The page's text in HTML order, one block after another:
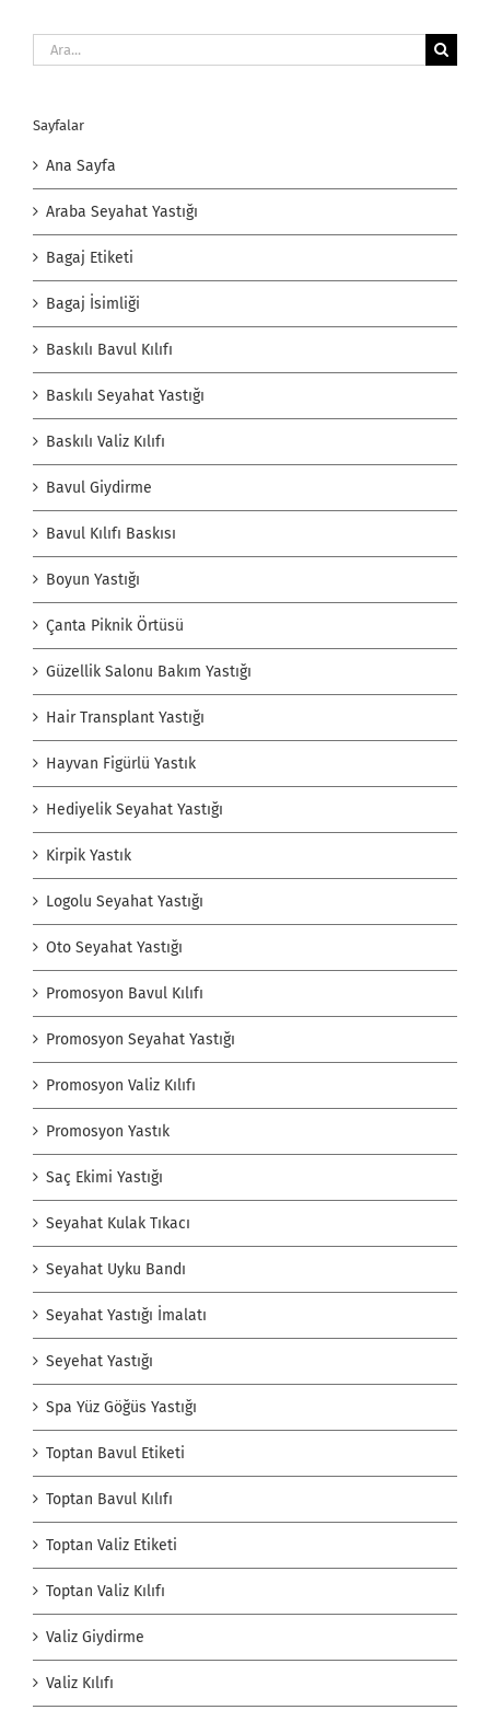
Ara:
Sayfalar
Ana Sayfa
Araba Seyahat Yastığı
Bagaj Etiketi
Bagaj İsimliği
Baskılı Bavul Kılıfı
Baskılı Seyahat Yastığı
Baskılı Valiz Kılıfı
Bavul Giydirme
Bavul Kılıfı Baskısı
Boyun Yastığı
Çanta Piknik Örtüsü
Güzellik Salonu Bakım Yastığı
Hair Transplant Yastığı
Hayvan Figürlü Yastık
Hediyelik Seyahat Yastığı
Kirpik Yastık
Logolu Seyahat Yastığı
Oto Seyahat Yastığı
Promosyon Bavul Kılıfı
Promosyon Seyahat Yastığı
Promosyon Valiz Kılıfı
Promosyon Yastık
Saç Ekimi Yastığı
Seyahat Kulak Tıkacı
Seyahat Uyku Bandı
Seyahat Yastığı İmalatı
Seyehat Yastığı
Spa Yüz Göğüs Yastığı
Toptan Bavul Etiketi
Toptan Bavul Kılıfı
Toptan Valiz Etiketi
Toptan Valiz Kılıfı
Valiz Giydirme
Valiz Kılıfı